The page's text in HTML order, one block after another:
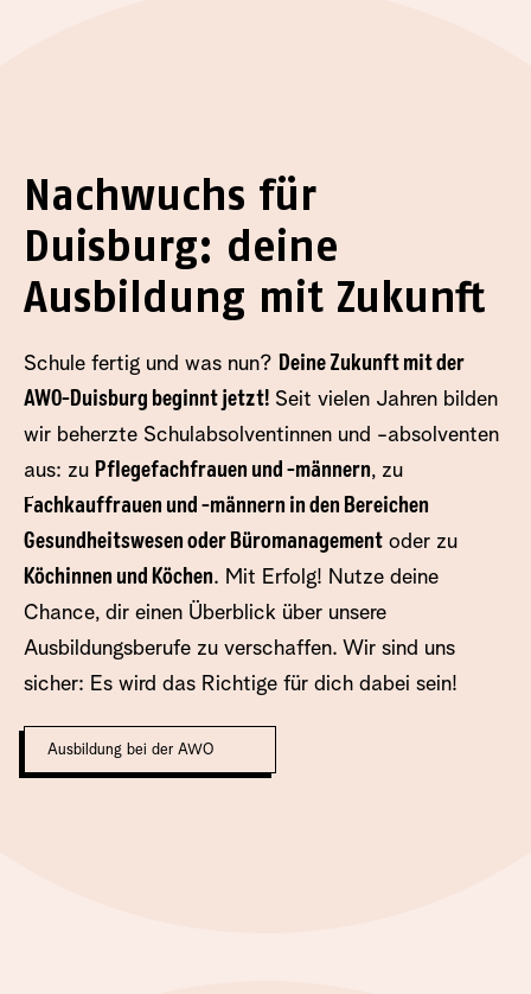
Nachwuchs für
Duisburg: deine
Ausbildung mit Zukunft
Schule fertig und was nun? Deine Zukunft mit der
AWO-Duisburg beginnt jetzt! Seit vielen Jahren bilden
wir beherzte Schulabsolventinnen und -absolventen
aus: zu Pflegefachfrauen und -männern, zu
Fachkauffrauen und -männern in den Bereichen
Gesundheitswesen oder Büromanagement oder zu
Köchinnen und Köchen. Mit Erfolg! Nutze deine
Chance, dir einen Überblick über unsere
Ausbildungsberufe zu verschaffen. Wir sind uns
sicher: Es wird das Richtige für dich dabei sein!
Ausbildung bei der AWO